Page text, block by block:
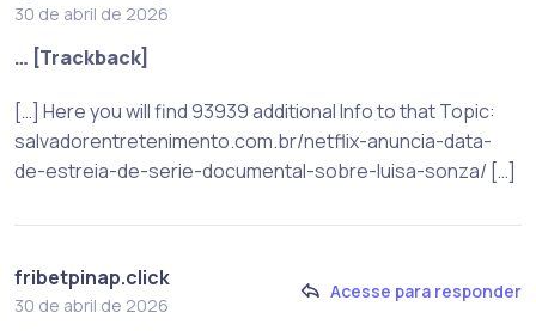
30 de abril de 2026
… [Trackback]
[…] Here you will find 93939 additional Info to that Topic:
salvadorentretenimento.com.br/netflix-anuncia-data-
de-estreia-de-serie-documental-sobre-luisa-sonza/ […]
fribetpinap.click
30 de abril de 2026
Acesse para responder